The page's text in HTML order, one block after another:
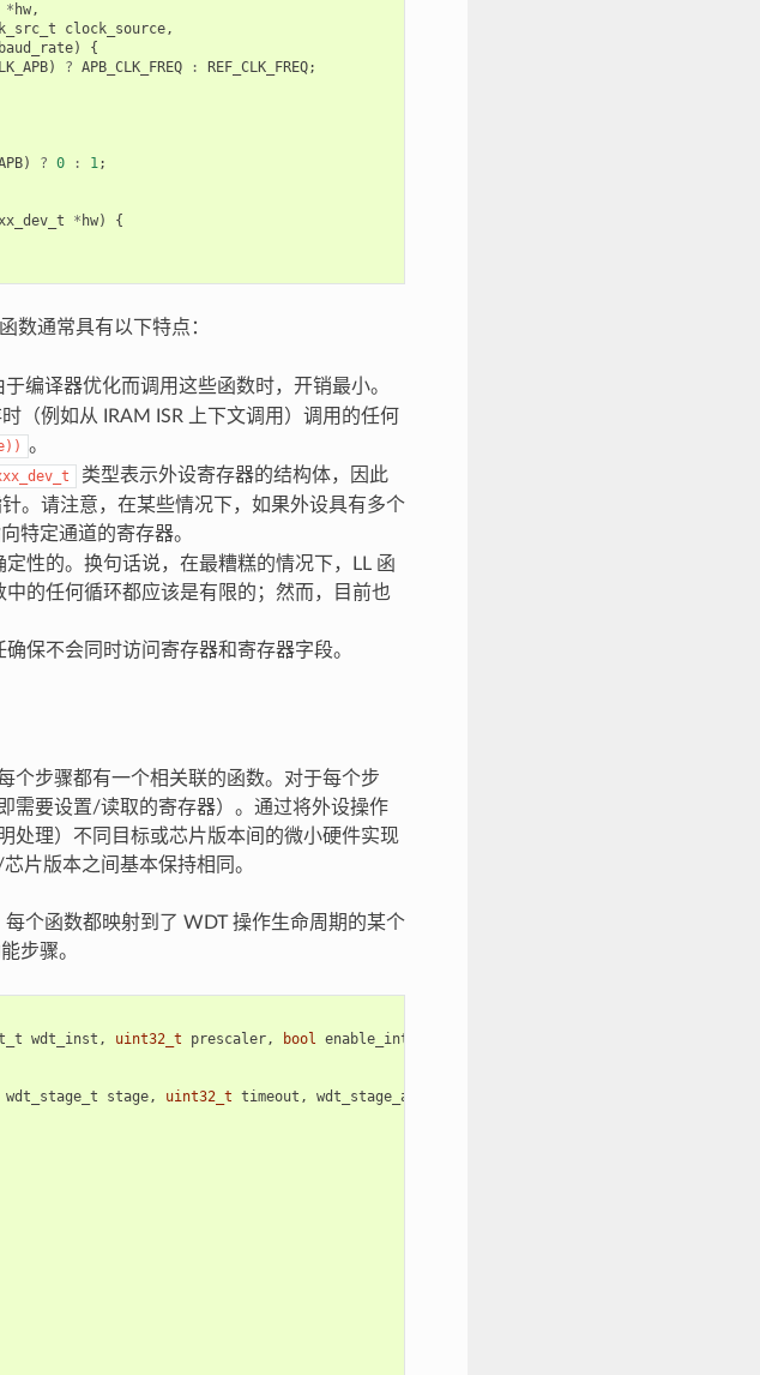
* hw,
clock_source,
baud_rate)
{
) ? APB_CLK_FREQ : REF_CLK_FREQ;
) ? 0 : 1;
* hw)
{
数通常具有以下特点：
于编译器优化而调用这些函数时，开销最小。
（例如从 IRAM ISR 上下文调用）调用的任何
。
类型表示外设寄存器的结构体，因此
。请注意，在某些情况下，如果外设具有多个
特定通道的寄存器。
性的。换句话说，在最糟糕的情况下，LL 函
的任何循环都应该是有限的；然而，目前也
保不会同时访问寄存器和寄存器字段。
个步骤都有一个相关联的函数。对于每个步
需要设置/读取的寄存器）。通过将外设操作
处理）不同目标或芯片版本间的微小硬件实现
片版本之间基本保持相同。
个函数都映射到了 WDT 操作生命周期的某个
步骤。
wdt_inst , uint32_t prescaler, bool enable_intr
wdt_stage_t stage, uint32_t timeout , wdt_stage_action_t